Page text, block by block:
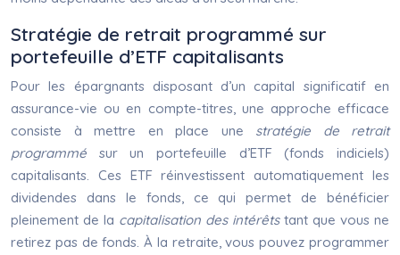
Stratégie de retrait programmé sur
portefeuille d’ETF capitalisants
Pour les épargnants disposant d’un capital significatif en
assurance-vie ou en compte-titres, une approche efficace
consiste à mettre en place une stratégie de retrait
programmé sur un portefeuille d’ETF (fonds indiciels)
capitalisants. Ces ETF réinvestissent automatiquement les
dividendes dans le fonds, ce qui permet de bénéficier
pleinement de la capitalisation des intérêtstant que vous ne
retirez pas de fonds. À la retraite, vous pouvez programmer